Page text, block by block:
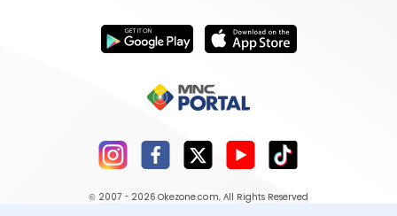
© 2007 - 2026 Okezone.com, All Rights Reserved